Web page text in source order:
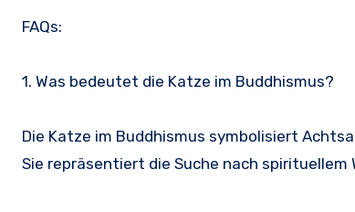
FAQs:
1. Was bedeutet die Katze im Buddhismus?
Die Katze im Buddhismus symbolisiert
Sie repräsentiert die Suche nach spirituellem